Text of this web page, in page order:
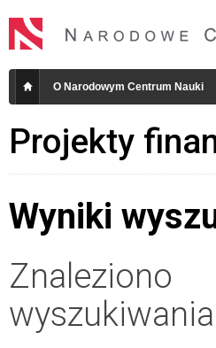
O Narodowym Centrum Nauki
Projekty
Wyniki
Znaleziono